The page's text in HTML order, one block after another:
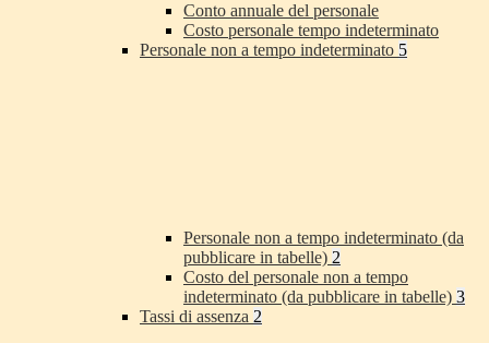
Conto annuale del personale
Costo personale tempo indeterminato
Personale non a tempo indeterminato 5
Personale non a tempo indeterminato (da
pubblicare in tabelle) 2
Costo del personale non a tempo
indeterminato (da pubblicare in tabelle) 3
Tassi di assenza 2